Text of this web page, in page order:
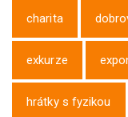
charita
exkurze
hrátky s fyzikou